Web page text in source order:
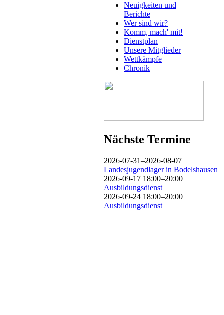
Neuigkeiten und
Berichte
Wer sind wir?
Komm, mach' mit!
Dienstplan
Unsere Mitglieder
Wettkämpfe
Chronik
Nächste Termine
2026-07-31–2026-08-07
Landesjugendlager in Bodelshausen
2026-09-17 18:00–20:00
Ausbildungsdienst
2026-09-24 18:00–20:00
Ausbildungsdienst